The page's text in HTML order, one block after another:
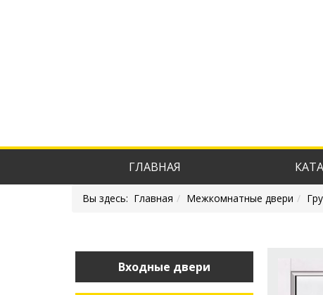
ГЛАВНАЯ
Вы здесь: Главная Межкомнатные двери
Входные двери